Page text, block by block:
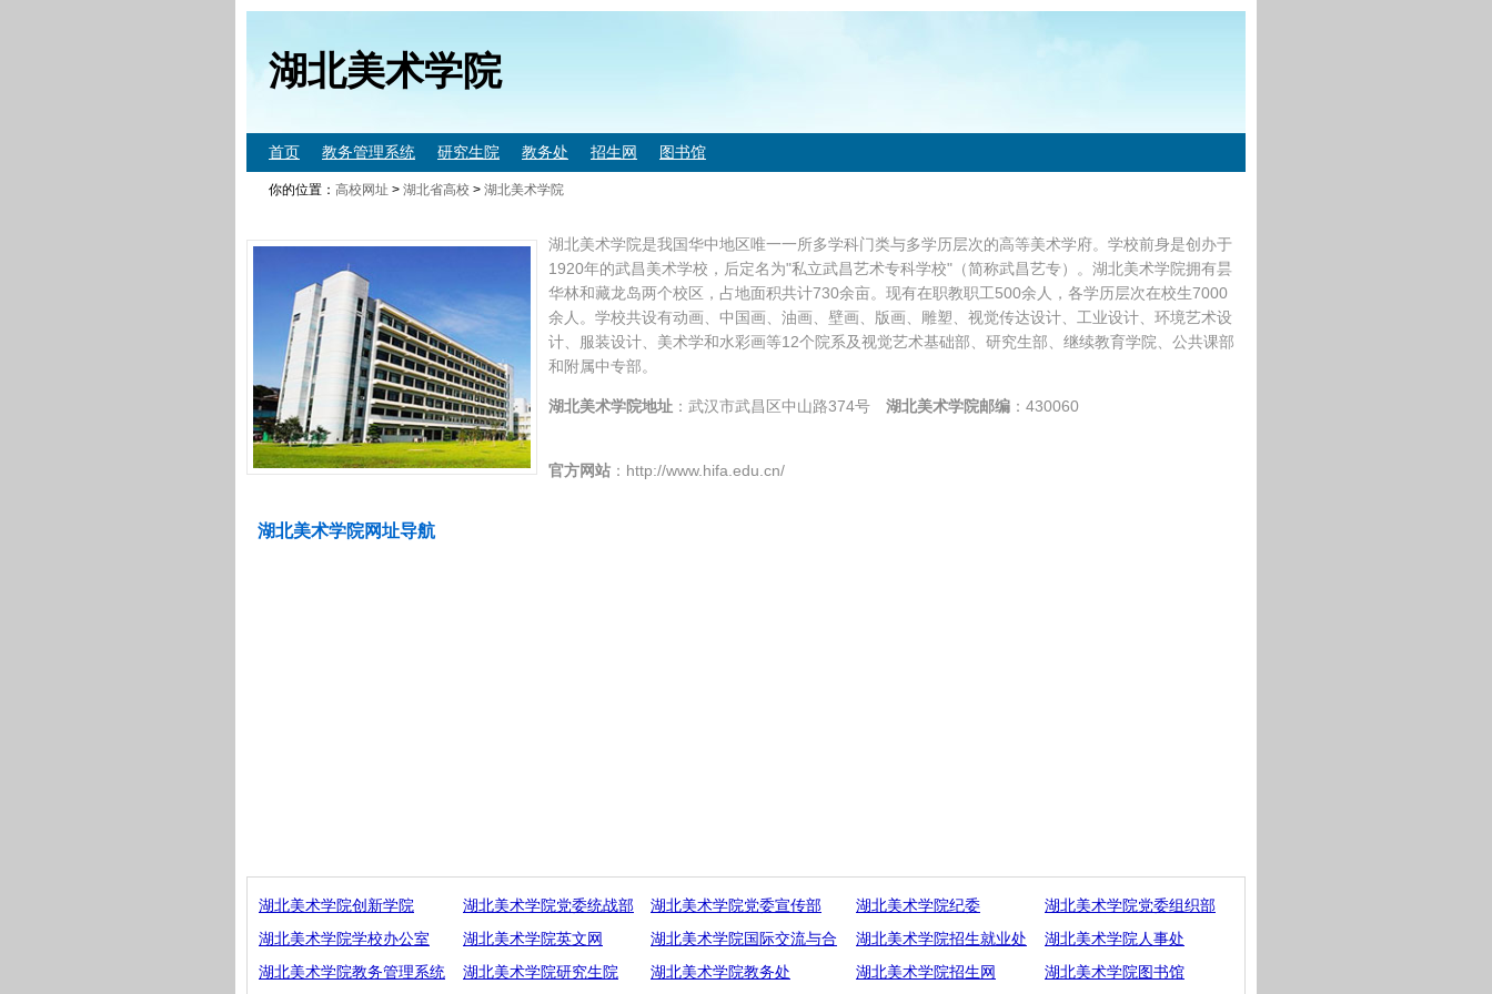
湖北美术学院
首页 教务管理系统 研究生院 教务处 招生网 图书馆
你的位置： 高校网址 > 湖北省高校 > 湖北美术学院
湖北美术学院是我国华中地区唯一一所多学科门类与多学历层次的高等美术学府。学校前身是创办于
1920年的武昌美术学校，后定名为"私立武昌艺术专科学校"（简称武昌艺专）。湖北美术学院拥有昙
华林和藏龙岛两个校区，占地面积共计730余亩。现有在职教职工500余人，各学历层次在校生7000
余人。学校共设有动画、中国画、油画、壁画、版画、雕塑、视觉传达设计、工业设计、环境艺术设
计、服装设计、美术学和水彩画等12个院系及视觉艺术基础部、研究生部、继续教育学院、公共课部
和附属中专部。
湖北美术学院地址 ：武汉市武昌区中山路374号 湖北美术学院邮编 ：430060
官方网站 ：http://www.hifa.edu.cn/
湖北美术学院网址导航
湖北美术学院创新学院 湖北美术学院党委统战部 湖北美术学院党委宣传部 湖北美术学院纪委
湖北美术学院党委组织部
湖北美术学院学校办公室
湖北美术学院英文网 湖北美术学院国际交流与合 湖北美术学院招生就业处
湖北美术学院人事处
湖北美术学院教务管理系统
湖北美术学院研究生院 湖北美术学院教务处 湖北美术学院招生网 湖北美术学院图书馆